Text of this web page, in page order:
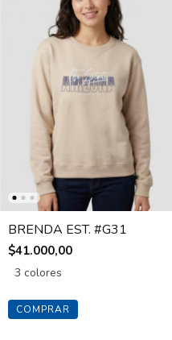
BRENDA EST. #G31
$41.000,00
3 colores
COMPRAR